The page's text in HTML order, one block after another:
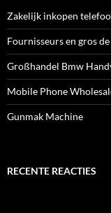
Zakelijk inkopen
Fournisseurs en gros
Großhandel Bmw
Mobile Phone
Gunmak Machine
RECENTE REACTIES